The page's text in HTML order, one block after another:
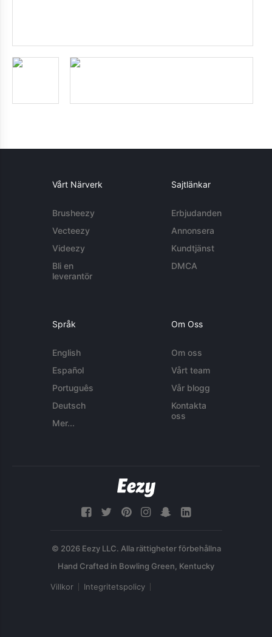
Vårt Närverk
Brusheezy
Vecteezy
Videezy
Bli en
leverantör
Sajtlänkar
Erbjudanden
Annonsera
Kundtjänst
DMCA
Språk
English
Español
Português
Deutsch
Mer...
Om Oss
Om oss
Vårt team
Vår blogg
Kontakta
oss
© 2026 Eezy LLC. Alla rättigheter förbehållna
Villkor Integritetspolicy